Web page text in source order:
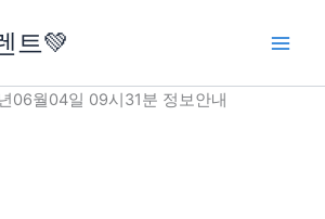
트💚
06월04일 09시31분 정보안내